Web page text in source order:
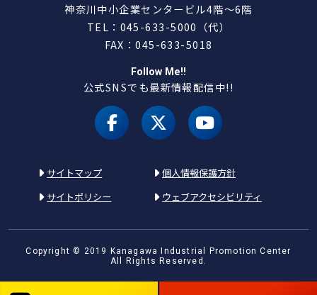
神奈川中小企業センタービル4階～6階
TEL：045-633-5000（代）
FAX：045-633-5018
Follow Me!!
公式SNSでも最新情報配信中!!
facebookX（旧 twitter）
youtube
サイトマップ
個人情報保護方針
サイトポリシー
ウェブアクセシビリティ
Copyright © 2019 Kanagawa Industrial Promotion Center
All Rights Reserved.